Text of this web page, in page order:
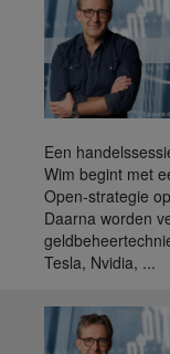
Een
Wim begint met
Open-strategie
Daarna worden
Tesla, Nvidia, ...